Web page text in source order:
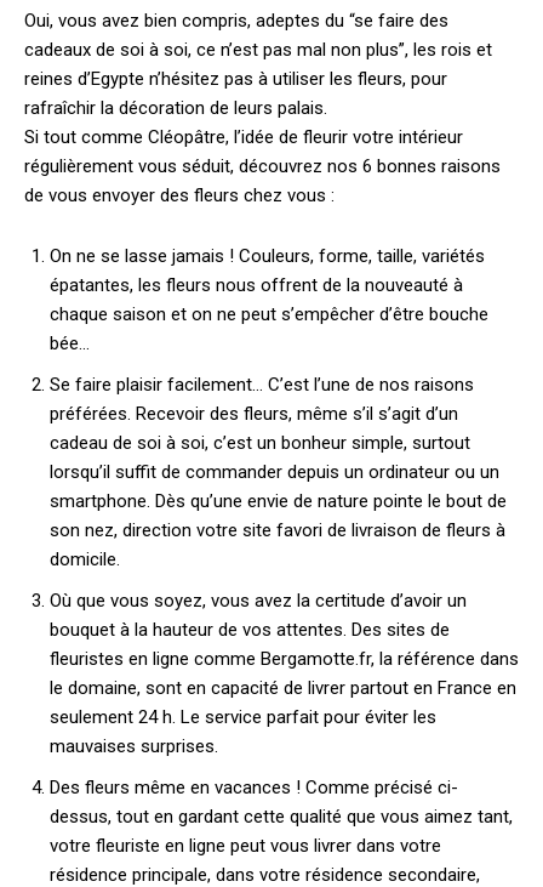
Oui, vous avez bien compris, adeptes du “se faire des
cadeaux de soi à soi, ce n’est pas mal non plus”, les rois et
reines d’Egypte n’hésitez pas à utiliser les fleurs, pour
rafraîchir la décoration de leurs palais.
Si tout comme Cléopâtre, l’idée de fleurir votre intérieur
régulièrement vous séduit, découvrez nos 6 bonnes raisons
de vous envoyer des fleurs chez vous :
On ne se lasse jamais ! Couleurs, forme, taille, variétés
épatantes, les fleurs nous offrent de la nouveauté à
chaque saison et on ne peut s’empêcher d’être bouche
bée…
Se faire plaisir facilement… C’est l’une de nos raisons
préférées. Recevoir des fleurs, même s’il s’agit d’un
cadeau de soi à soi, c’est un bonheur simple, surtout
lorsqu’il suffit de commander depuis un ordinateur ou un
smartphone. Dès qu’une envie de nature pointe le bout de
son nez, direction votre site favori de livraison de fleurs à
domicile.
Où que vous soyez, vous avez la certitude d’avoir un
bouquet à la hauteur de vos attentes. Des sites de
fleuristes en ligne comme Bergamotte.fr, la référence dans
le domaine, sont en capacité de livrer partout en France en
seulement 24 h. Le service parfait pour éviter les
mauvaises surprises.
Des fleurs même en vacances ! Comme précisé ci-
dessus, tout en gardant cette qualité que vous aimez tant,
votre fleuriste en ligne peut vous livrer dans votre
résidence principale, dans votre résidence secondaire,